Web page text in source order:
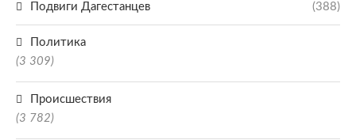
Подвиги Дагестанцев (388)
Политика
(3 309)
Происшествия
(3 782)